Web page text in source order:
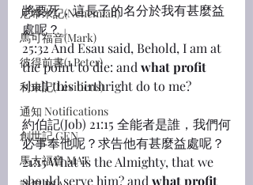
尼希米記(Nehemiah)
馬可福音(Mark)
彼得前書(1 Peter)
利未記(Leviticus)
通知 Notifications
創世記 GEN
馬太福音 MAT
將要死，這長子的名分於我有甚麼益
處呢？」
25:32 And Esau said, Behold, I am at
the point to die: and what profit
shall this birthright do to me?
約伯記(Job) 21:15 全能者是誰，我們何
必事奉他呢？求告他有甚麼益處呢？
21:15 What is the Almighty, that we
should serve him? and what profit